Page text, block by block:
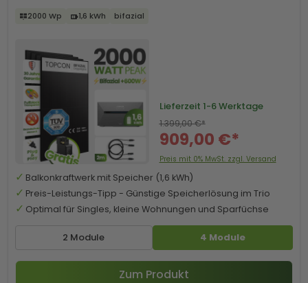
2000 Wp 1,6 kWh bifazial
2 Module 4 Module
Lieferzeit 1-6 Werktage
909,00 €*
1.399,00 €*
Preis mit 0% MwSt. zzgl. Versand
Balkonkraftwerk mit Speicher (1,6 kWh)
Preis-Leistungs-Tipp - Günstige Speicherlösung im Trio
Optimal für Singles, kleine Wohnungen und Sparfüchse
Zum Produkt